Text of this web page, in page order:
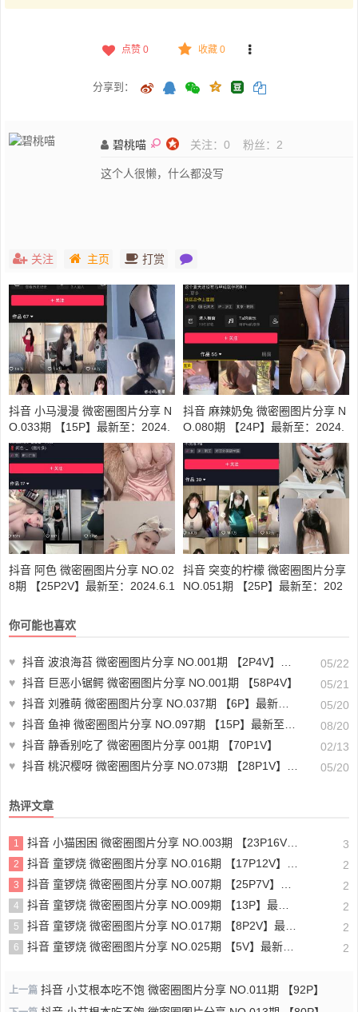
点赞 0 收藏 0
分享到：
碧桃喵 关注： 0 粉丝： 2
这个人很懒，什么都没写
关注 主页 打赏
抖音 小马漫漫 微密圈图片分享 N
O.033期 【15P】最新至：2024.
9.17
抖音 麻辣奶兔 微密圈图片分享 N
O.080期 【24P】最新至：2024.
11.7
抖音 阿色 微密圈图片分享 NO.02
8期 【25P2V】最新至：2024.6.1
抖音 突变的柠檬 微密圈图片分享
NO.051期 【25P】最新至：202
你可能也喜欢
♥ 抖音 波浪海苔 微密圈图片分享 NO.001期 【2P4V】最新至：2024.3.1
05/22
♥ 抖音 巨恶小锯鳄 微密圈图片分享 NO.001期 【58P4V】
05/21
♥ 抖音 刘雅萌 微密圈图片分享 NO.037期 【6P】最新至：2023.5.23
05/20
♥ 抖音 鱼神 微密圈图片分享 NO.097期 【15P】最新至：2024.8.16
08/20
♥ 抖音 静香别吃了 微密圈图片分享 001期 【70P1V】
02/13
♥ 抖音 桃沢樱呀 微密圈图片分享 NO.073期 【28P1V】最新至：2023.6.11 05/20
热评文章
1 抖音 小猫困困 微密圈图片分享 NO.003期 【23P16V】最新至：2025.1.23 3
2 抖音 童锣烧 微密圈图片分享 NO.016期 【17P12V】最新至：2024.11.12 2
3 抖音 童锣烧 微密圈图片分享 NO.007期 【25P7V】最新至：2023.10.24 2
4 抖音 童锣烧 微密圈图片分享 NO.009期 【13P】最新至：2023.12.28 2
5 抖音 童锣烧 微密圈图片分享 NO.017期 【8P2V】最新至：2204.11.14 2
6 抖音 童锣烧 微密圈图片分享 NO.025期 【5V】最新至：2025.3.12 2
上一篇 抖音 小艾根本吃不饱 微密圈图片分享 NO.011期 【92P】